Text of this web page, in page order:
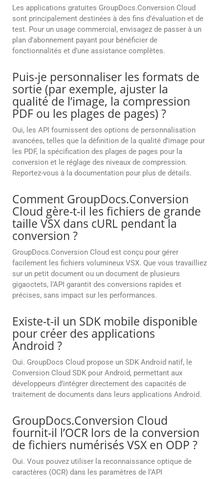
Les applications gratuites GroupDocs.Conversion Cloud
sont principalement destinées à des fins d’évaluation et de
test. Pour un usage commercial, envisagez de passer à un
plan d’abonnement payant pour bénéficier de
fonctionnalités et d’une assistance complètes.
Puis-je personnaliser les formats de
sortie (par exemple, ajuster la
qualité de l’image, la compression
PDF ou les plages de pages) ?
Oui, les API fournissent des options de personnalisation
avancées, telles que la définition de la qualité d’image pour
les PDF, la spécification des plages de pages pour la
conversion et le réglage des niveaux de compression.
Reportez-vous à la documentation pour plus de détails.
Comment GroupDocs.Conversion
Cloud gère-t-il les fichiers de grande
taille VSX dans cURL pendant la
conversion ?
GroupDocs.Conversion Cloud est conçu pour gérer
facilement les fichiers volumineux VSX. Que vous travailliez
sur un petit document ou un document de plusieurs
gigaoctets, l’API garantit des conversions rapides et
précises, sans impact sur les performances.
Existe-t-il un SDK mobile disponible
pour créer des applications
Android ?
Oui. GroupDocs Cloud propose un SDK Android natif, le
Conversion Cloud SDK pour Android, permettant aux
développeurs d’intégrer directement des capacités de
traitement de documents dans leurs applications Android.
GroupDocs.Conversion Cloud
fournit-il l’OCR lors de la conversion
de fichiers numérisés VSX en ODP ?
Oui. Vous pouvez utiliser la reconnaissance optique de
caractères (OCR) dans les paramètres de l’API